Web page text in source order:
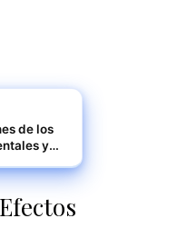
de los
y